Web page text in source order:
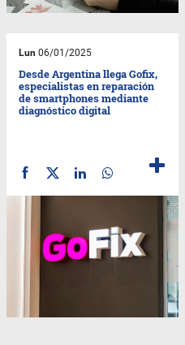
Lun 06/01/2025
Desde Argentina llega Gofix,
especialistas en reparación
de smartphones mediante
diagnóstico digital